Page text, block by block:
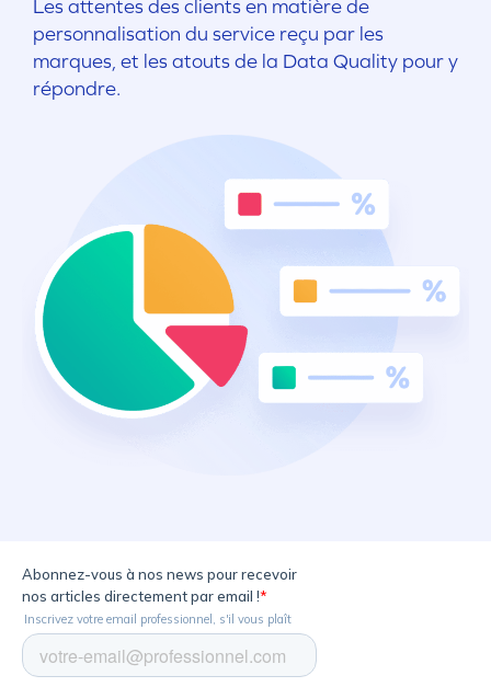
Les attentes des clients en matière de
personnalisation du service reçu par les
marques, et les atouts de la Data Quality pour y
répondre.